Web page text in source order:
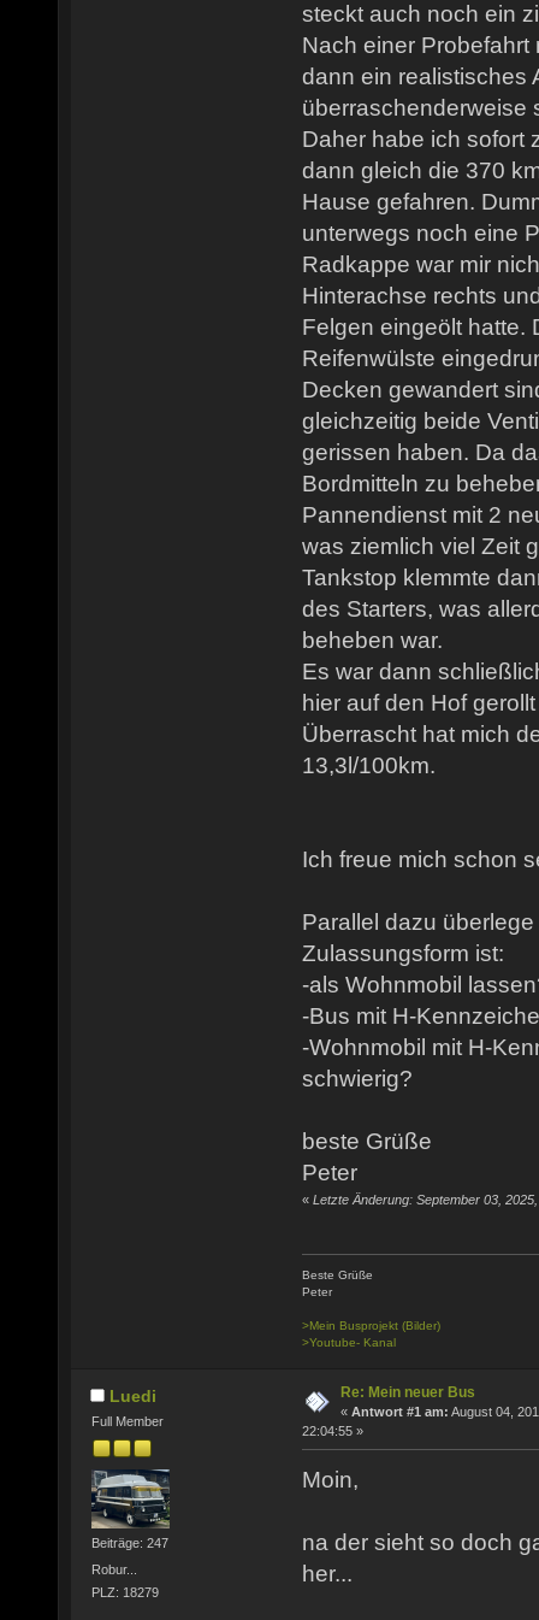
steckt auch noch ein
Nach einer
dann ein realistisches
überraschenderweise
Daher habe ich sofort
dann gleich die 370
Hause gefahren.
unterwegs noch eine
Radkappe war mir
Hinterachse rechts
Felgen eingeölt hatte.
Reifenwülste
Decken gewandert
gleichzeitig beide
gerissen haben. Da
Bordmitteln zu
Pannendienst mit 2
was ziemlich viel Zeit
Tankstop klemmte
des Starters, was
beheben war.
Es war dann
hier auf den Hof
Überrascht hat mich
13,3l/100km.
Ich freue mich schon
Parallel dazu
Zulassungsform ist:
-als Wohnmobil
-Bus mit H-
-Wohnmobil mit H-
schwierig?
beste Grüße
Peter
« Letzte Änderung: September 03,
Beste Grüße
Peter
>Mein Busprojekt (Bilder)
>Youtube- Kanal
Luedi
Full Member
Beiträge: 247
Robur...
PLZ: 18279
Re: Mein neuer Bus
« Antwort #1 am: August 04,
22:04:55 »
Moin,
na der sieht so doch
her...